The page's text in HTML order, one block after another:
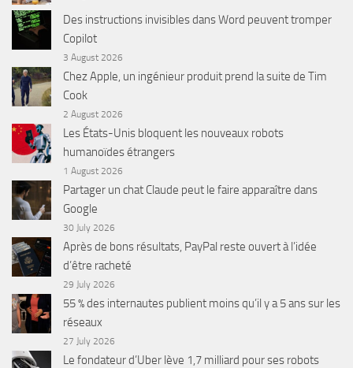
Des instructions invisibles dans Word peuvent tromper
Copilot
3 August 2026
Chez Apple, un ingénieur produit prend la suite de Tim
Cook
2 August 2026
Les États-Unis bloquent les nouveaux robots
humanoïdes étrangers
1 August 2026
Partager un chat Claude peut le faire apparaître dans
Google
30 July 2026
Après de bons résultats, PayPal reste ouvert à l’idée
d’être racheté
29 July 2026
55 % des internautes publient moins qu’il y a 5 ans sur les
réseaux
27 July 2026
Le fondateur d’Uber lève 1,7 milliard pour ses robots